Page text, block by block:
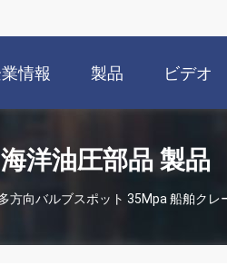
情報 製品 ビデオ
海洋油圧部品 製品
方向バルブスポット 35Mpa 船舶ク